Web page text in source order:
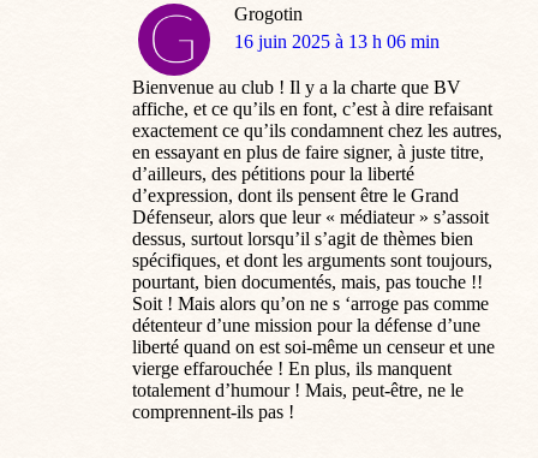
Grogotin
dit
16 juin 2025 à 13 h 06 min
Bienvenue au club ! Il y a la charte que BV
affiche, et ce qu’ils en font, c’est à dire refaisant
exactement ce qu’ils condamnent chez les autres,
en essayant en plus de faire signer, à juste titre,
d’ailleurs, des pétitions pour la liberté
d’expression, dont ils pensent être le Grand
Défenseur, alors que leur « médiateur » s’assoit
dessus, surtout lorsqu’il s’agit de thèmes bien
spécifiques, et dont les arguments sont toujours,
pourtant, bien documentés, mais, pas touche !!
Soit ! Mais alors qu’on ne s ‘arroge pas comme
détenteur d’une mission pour la défense d’une
liberté quand on est soi-même un censeur et une
vierge effarouchée ! En plus, ils manquent
totalement d’humour ! Mais, peut-être, ne le
comprennent-ils pas !